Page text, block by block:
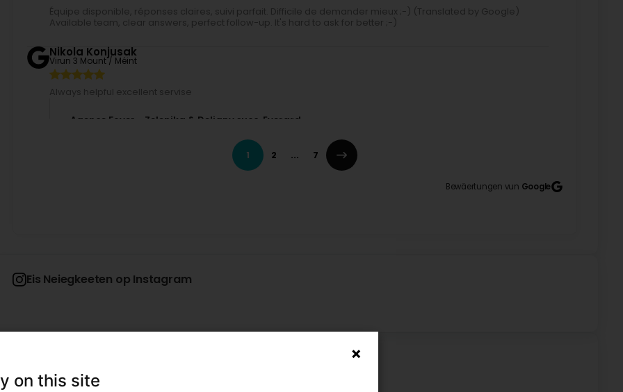
Équipe disponible, réponses claires, suivi parfait. Difficile de demander mieux ;-) (Translated by Google)
Available team, clear answers, perfect follow-up. It's hard to ask for better ;-)
Nikola Konjusak
Virun 3 Mount / Méint
Always helpful excellent servise
Agence Foyer - Zelenika & Deligny succ. Everard
Thank you very much for your kind words. We are delighted to know that our service has been helpful and
1 2 ... 7
Bewäertungen vun Google
Eis Neiegkeeten op Instagram
on this site